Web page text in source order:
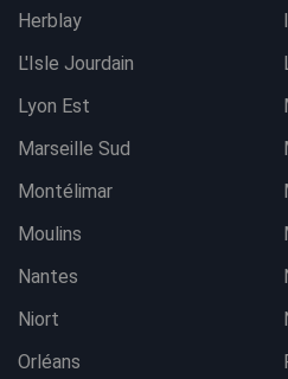
Herblay
L'Isle Jourdain
Lyon Est
Marseille Sud
Montélimar
Moulins
Nantes
Niort
Orléans